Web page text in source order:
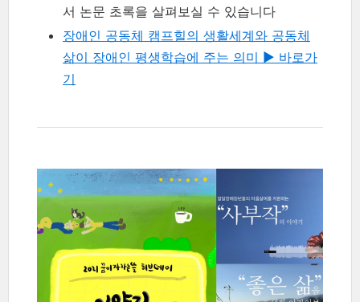
서 논문 초록을 살펴보실 수 있습니다
장애인 공동체 캠프힐의 생활세계와 공동체
삶이 장애인 평생학습에 주는 의미 ▶︎ 바로가
기